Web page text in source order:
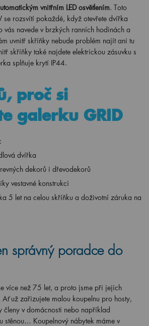
vnitřním LED osvětlením. Toto
rozsvítí pokaždé, když otevřete dvířka
vás navede v brzkých ranních hodinách a
uvnitř skříňky nebude problém najít ani tu
skříňky také najdete elektrickou zásuvku s
splňuje krytí IP44.
proč si
galerku GRID
dvířka
dekorů i dřevodekorů
vestavné konstrukci
5 let na celou skříňku a doživotní záruka na
správný poradce do
více než 75 let, a proto jsme při jejich
už zařizujete malou koupelnu pro hosty,
členy v domácnosti nebo například
stěnou… Koupelnový nábytek máme v